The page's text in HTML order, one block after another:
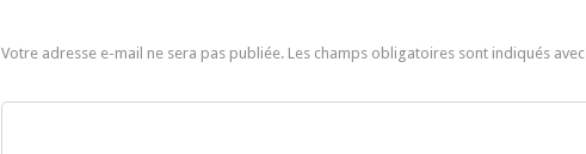
Votre adresse e-mail ne sera pas publiée. Les champs obligatoires sont indiqués avec